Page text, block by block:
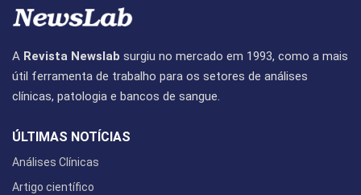
A Revista Newslab surgiu no mercado em 1993, como a mais
útil ferramenta de trabalho para os setores de análises
clínicas, patologia e bancos de sangue.
ÚLTIMAS NOTÍCIAS
Análises Clínicas
Artigo científico